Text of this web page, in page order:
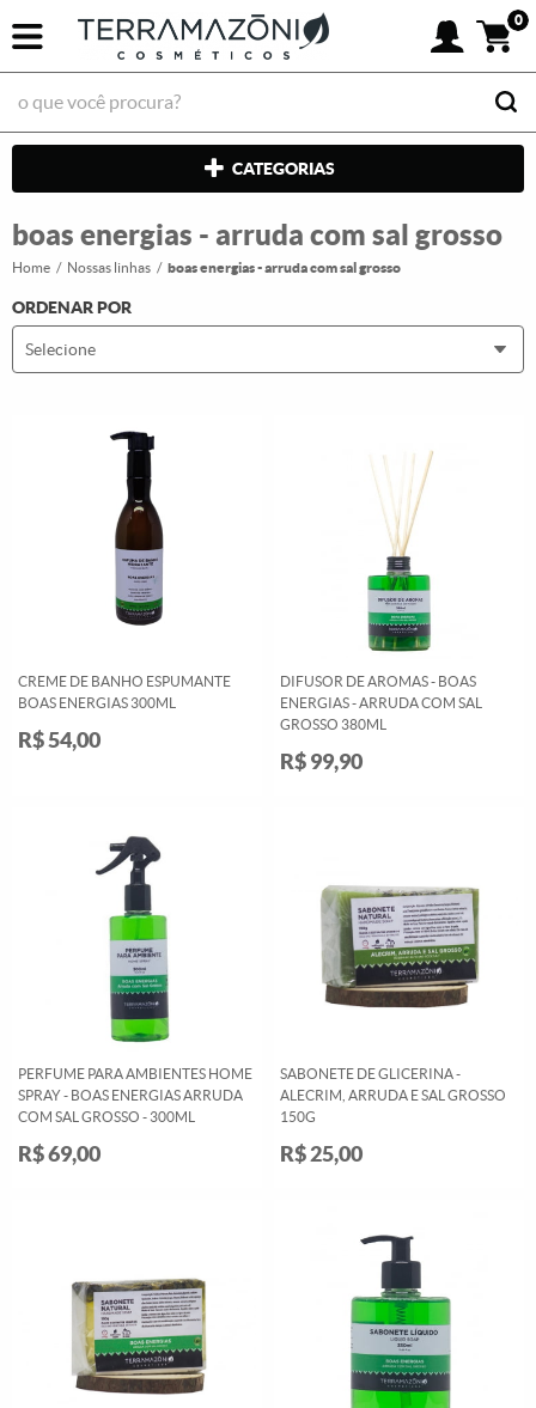
0
CATEGORIAS
boas energias - arruda com sal grosso
Home Nossas linhas boas energias - arruda com sal grosso
ORDENAR POR
Selecione
CREME DE BANHO ESPUMANTE
BOAS ENERGIAS 300ML
R$ 54,00
DIFUSOR DE AROMAS - BOAS
ENERGIAS - ARRUDA COM SAL
GROSSO 380ML
R$ 99,90
PERFUME PARA AMBIENTES HOME
SPRAY - BOAS ENERGIAS ARRUDA
COM SAL GROSSO - 300ML
R$ 69,00
SABONETE DE GLICERINA -
ALECRIM, ARRUDA E SAL GROSSO
150G
R$ 25,00